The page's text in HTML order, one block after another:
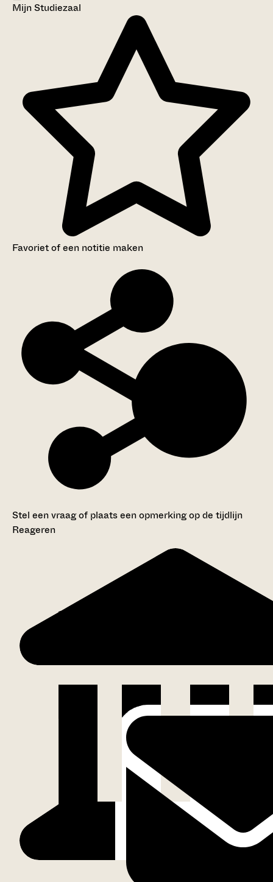
Mijn Studiezaal
Favoriet of een notitie maken
Stel een vraag of plaats een opmerking op de tijdlijn
Reageren